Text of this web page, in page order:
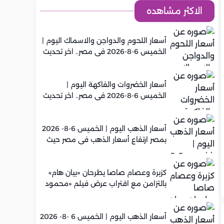
الاكثر مشاهده
أسعار اللحوم والدواجن والاسماك اليوم |
الخميس 6-8-2026 في مصر.. اخر تحديث
أسعار الخضروات والفاكهة اليوم |
الخميس 6-8-2026 في مصر.. اخر تحديث
أسعار الذهب اليوم | الخميس 6-8- 2026
بمصر ارتفاع أسعار الذهب في مصر حيث
كزبرة وعصام صاصا يطرحان «بيان هام»
بالتزامن مع اقتراب عرض فيلم «محمود
أسعار الذهب اليوم | الخميس 6 -8- 2026